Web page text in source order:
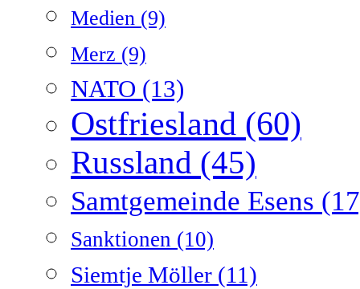
Medien (9)
Merz (9)
NATO (13)
Ostfriesland (60)
Russland (45)
Samtgemeinde Esens
Sanktionen (10)
Siemtje Möller (11)